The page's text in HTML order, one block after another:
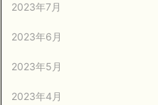
2023年7月
2023年6月
2023年5月
2023年4月